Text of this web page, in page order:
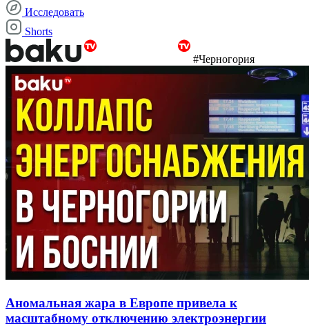
Исследовать
Shorts
#Черногория
Аномальная жара в Европе привела к
масштабному отключению электроэнергии